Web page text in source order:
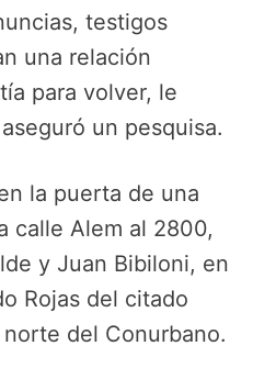
testigos
una relación
para volver, le
un pesquisa.
la puerta de una
calle Alem al 2800,
y Juan Bibiloni, en
Rojas del citado
del Conurbano.